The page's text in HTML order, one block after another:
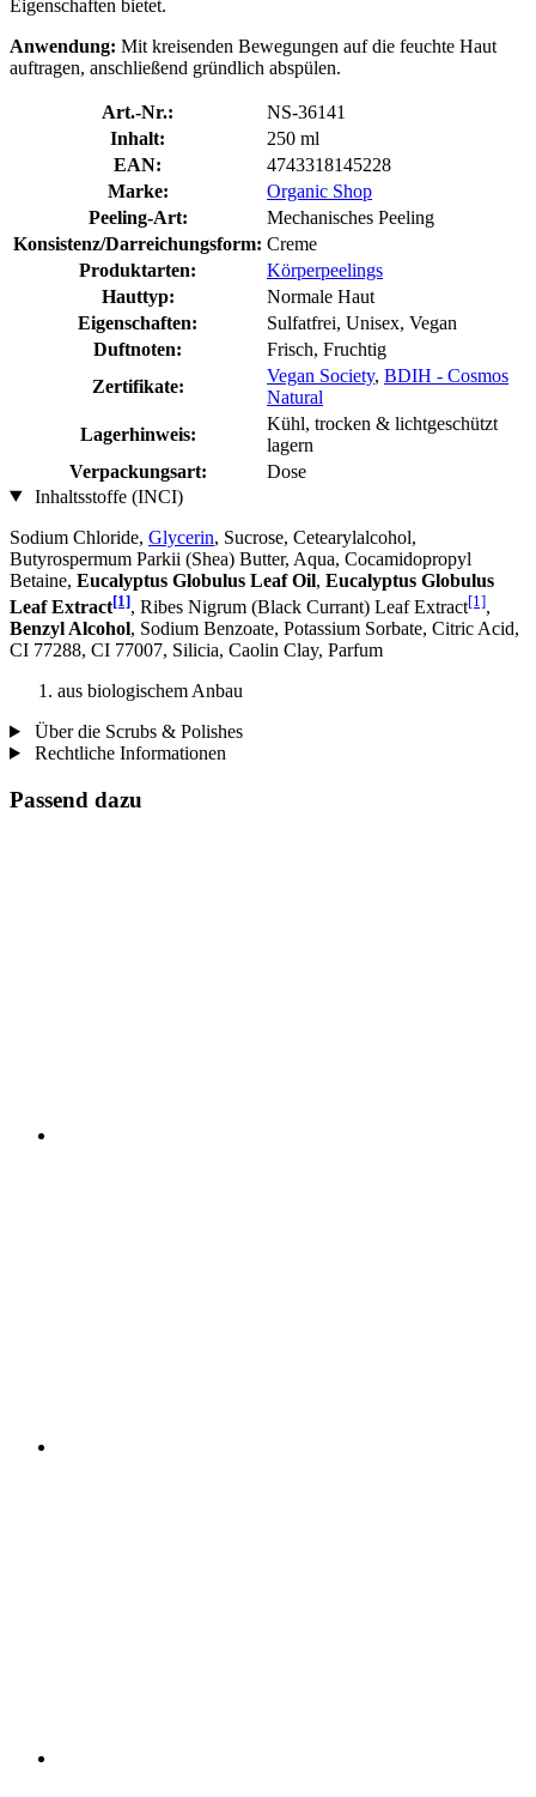
Eigenschaften bietet.
Anwendung: Mit kreisenden Bewegungen auf die feuchte Haut
auftragen, anschließend gründlich abspülen.
Art.-Nr.:
NS-36141
Inhalt:
250 ml
EAN:
4743318145228
Marke:
Organic Shop
Peeling-Art:
Mechanisches Peeling
Konsistenz/Darreichungsform: Creme
Produktarten:
Körperpeelings
Hauttyp:
Normale Haut
Eigenschaften:
Sulfatfrei, Unisex, Vegan
Duftnoten:
Frisch, Fruchtig
Zertifikate:
Vegan Society, BDIH - Cosmos
Natural
Lagerhinweis:
Kühl, trocken & lichtgeschützt
lagern
Verpackungsart:
Dose
Inhaltsstoffe (INCI)
Sodium Chloride, Glycerin, Sucrose, Cetearylalcohol,
Butyrospermum Parkii (Shea) Butter, Aqua, Cocamidopropyl
Betaine, Eucalyptus Globulus Leaf Oil, Eucalyptus Globulus
Leaf Extract[1], Ribes Nigrum (Black Currant) Leaf Extract[1],
Benzyl Alcohol, Sodium Benzoate, Potassium Sorbate, Citric Acid,
CI 77288, CI 77007, Silicia, Caolin Clay, Parfum
aus biologischem Anbau
Über die Scrubs & Polishes
Rechtliche Informationen
Passend dazu